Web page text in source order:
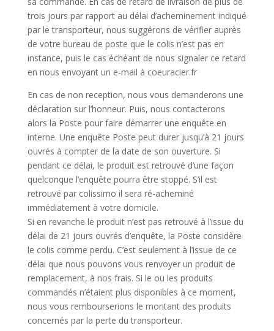
trois jours par rapport au délai d’acheminement indiqué
par le transporteur, nous suggérons de vérifier auprès
de votre bureau de poste que le colis n’est pas en
instance, puis le cas échéant de nous signaler ce retard
en nous envoyant un e-mail à coeuracier.fr
En cas de non reception, nous vous demanderons une
déclaration sur l’honneur. Puis, nous contacterons
alors la Poste pour faire démarrer une enquête en
interne. Une enquête Poste peut durer jusqu’à 21 jours
ouvrés à compter de la date de son ouverture. Si
pendant ce délai, le produit est retrouvé d’une façon
quelconque l’enquête pourra être stoppé. S’il est
retrouvé par colissimo il sera ré-acheminé
immédiatement à votre domicile.
Si en revanche le produit n’est pas retrouvé à l’issue du
délai de 21 jours ouvrés d’enquête, la Poste considère
le colis comme perdu. C’est seulement à l’issue de ce
délai que nous pouvons vous renvoyer un produit de
remplacement, à nos frais. Si le ou les produits
commandés n’étaient plus disponibles à ce moment,
nous vous rembourserions le montant des produits
concernés par la perte du transporteur.